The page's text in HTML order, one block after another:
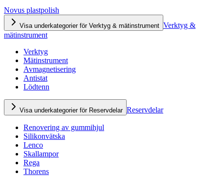
Novus plastpolish
Visa underkategorier för Verktyg & mätinstrument Verktyg &
mätinstrument
Verktyg
Mätinstrument
Avmagnetisering
Antistat
Lödtenn
Visa underkategorier för Reservdelar Reservdelar
Renovering av gummihjul
Silikonvätska
Lenco
Skallampor
Rega
Thorens